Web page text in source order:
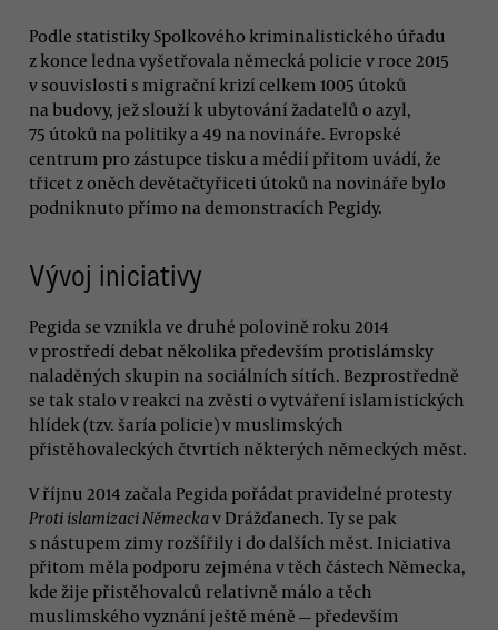
Podle statistiky Spolkového kriminalistického úřadu
z konce ledna vyšetřovala německá policie v roce 2015
v souvislosti s migrační krizí celkem 1005 útoků
na budovy, jež slouží k ubytování žadatelů o azyl,
75 útoků na politiky a 49 na novináře. Evropské
centrum pro zástupce tisku a médií přitom uvádí, že
třicet z oněch devětačtyřiceti útoků na novináře bylo
podniknuto přímo na demonstracích Pegidy.
Vývoj iniciativy
Pegida se vznikla ve druhé polovině roku 2014
v prostředí debat několika především protislámsky
naladěných skupin na sociálních sítích. Bezprostředně
se tak stalo v reakci na zvěsti o vytváření islamistických
hlídek (tzv. šaría policie) v muslimských
přistěhovaleckých čtvrtích některých německých měst.
V říjnu 2014 začala Pegida pořádat pravidelné protesty
Proti islamizaci Německav Drážďanech. Ty se pak
s nástupem zimy rozšířily i do dalších měst. Iniciativa
přitom měla podporu zejména v těch částech Německa,
kde žije přistěhovalců relativně málo a těch
muslimského vyznání ještě méně — především